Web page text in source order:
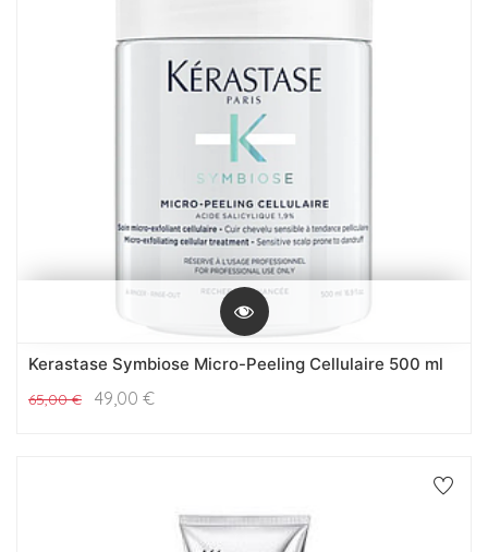
Kerastase Symbiose Micro-Peeling Cellulaire 500 ml
65,00€ 49,00 €